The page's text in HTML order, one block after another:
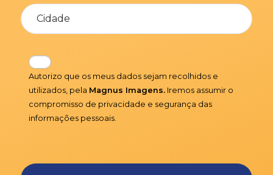
Autorizo que os meus dados sejam recolhidos e
utilizados, pela Magnus Imagens.Iremos assumir o
compromisso de privacidade e segurança das
informações pessoais.